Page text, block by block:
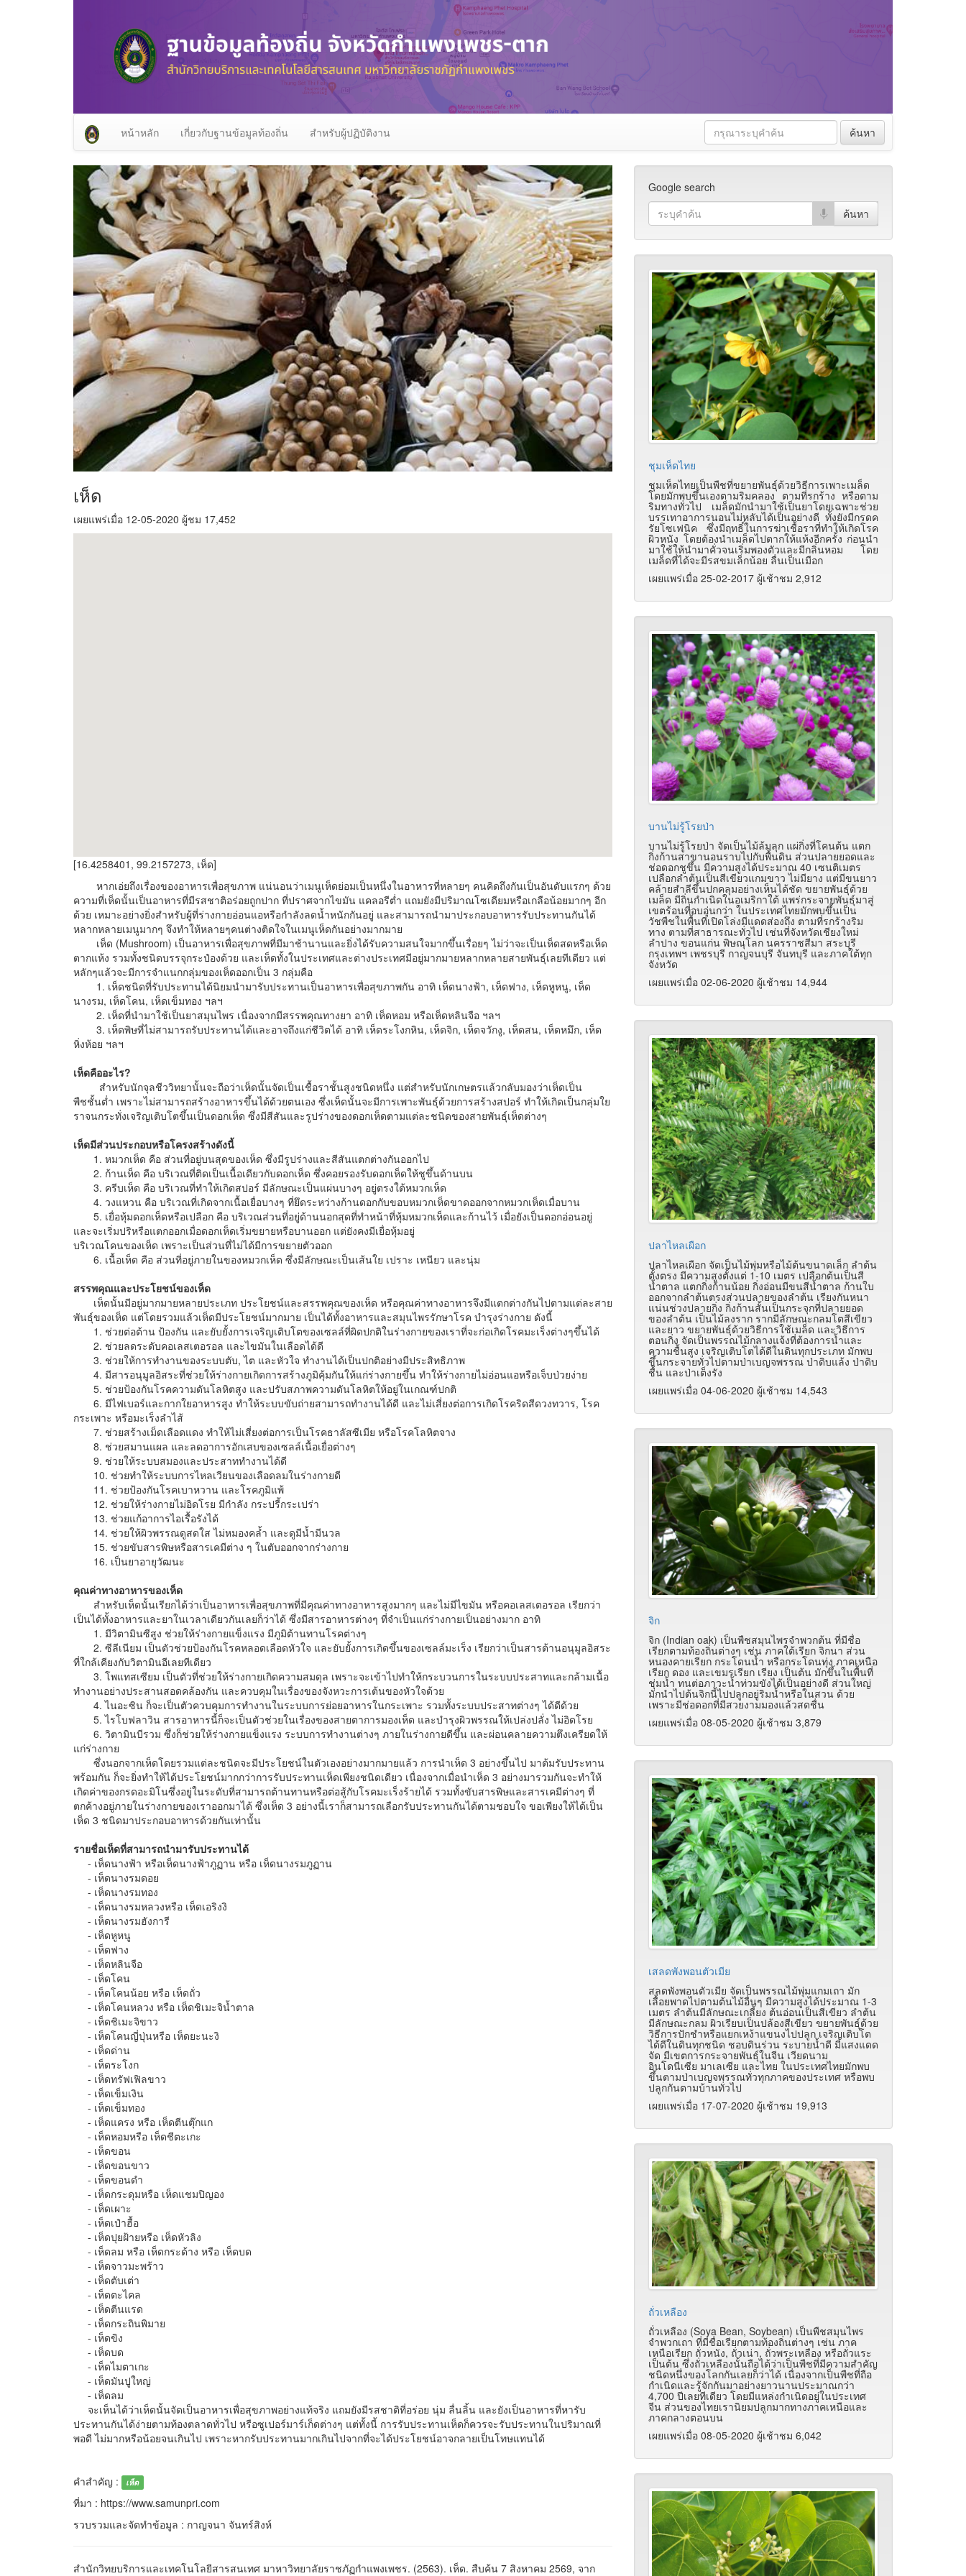
หน้าหลัก เกี่ยวกับฐานข้อมูลท้องถิ่น สำหรับผู้ปฏิบัติงาน ค้นหา
เห็ด
เผยแพร่เมื่อ 12-05-2020 ผู้ชม 17,452
[16.4258401, 99.2157273, เห็ด]
หากเอ่ยถึงเรื่องของอาหารเพื่อสุขภาพ แน่นอนว่าเมนูเห็ดย่อมเป็นหนึ่งในอาหารที่หลายๆ คนคิดถึงกันเป็นอันดับแรกๆ ด้วย
ความที่เห็ดนั้นเป็นอาหารที่มีรสชาติอร่อยถูกปาก ที่ปราศจากไขมัน แคลอรีต่ำ แถมยังมีปริมาณโซเดียมหรือเกลือน้อยมากๆ อีก
ด้วย เหมาะอย่างยิ่งสำหรับผู้ที่ร่างกายอ่อนแอหรือกำลังลดน้ำหนักกันอยู่ และสามารถนำมาประกอบอาหารรับประทานกันได้
หลากหลายเมนูมากๆ จึงทำให้หลายๆคนต่างติดใจในเมนูเห็ดกันอย่างมากมาย
เห็ด (Mushroom) เป็นอาหารเพื่อสุขภาพที่มีมาช้านานและยิ่งได้รับความสนใจมากขึ้นเรื่อยๆ ไม่ว่าจะเป็นเห็ดสดหรือเห็ด
ตากแห้ง รวมทั้งชนิดบรรจุกระป๋องด้วย และเห็ดทั้งในประเทศและต่างประเทศมีอยู่มากมายหลากหลายสายพันธุ์เลยทีเดียว แต่
หลักๆแล้วจะมีการจำแนกกลุ่มของเห็ดออกเป็น 3 กลุ่มคือ
1. เห็ดชนิดที่รับประทานได้นิยมนำมารับประทานเป็นอาหารเพื่อสุขภาพกัน อาทิ เห็ดนางฟ้า, เห็ดฟาง, เห็ดหูหนู, เห็ด
นางรม, เห็ดโคน, เห็ดเข็มทอง ฯลฯ
2. เห็ดที่นำมาใช้เป็นยาสมุนไพร เนื่องจากมีสรรพคุณทางยา อาทิ เห็ดหอม หรือเห็ดหลินจือ ฯลฯ
3. เห็ดพิษที่ไม่สามารถรับประทานได้และอาจถึงแก่ชีวิตได้ อาทิ เห็ดระโงกหิน, เห็ดจิก, เห็ดจวักงู, เห็ดสน, เห็ดหมึก, เห็ด
หิ่งห้อย ฯลฯ
เห็ดคืออะไร?
สำหรับนักจุลชีววิทยานั้นจะถือว่าเห็ดนั้นจัดเป็นเชื้อราชั้นสูงชนิดหนึ่ง แต่สำหรับนักเกษตรแล้วกลับมองว่าเห็ดเป็น
พืชชั้นต่ำ เพราะไม่สามารถสร้างอาหารขึ้นได้ด้วยตนเอง ซึ่งเห็ดนั้นจะมีการเพาะพันธุ์ด้วยการสร้างสปอร์ ทำให้เกิดเป็นกลุ่มใย
ราจนกระทั่งเจริญเติบโตขึ้นเป็นดอกเห็ด ซึ่งมีสีสันและรูปร่างของดอกเห็ดตามแต่ละชนิดของสายพันธุ์เห็ดต่างๆ
เห็ดมีส่วนประกอบหรือโครงสร้างดังนี้
1. หมวกเห็ด คือ ส่วนที่อยู่บนสุดของเห็ด ซึ่งมีรูปร่างและสีสันแตกต่างกันออกไป
2. ก้านเห็ด คือ บริเวณที่ติดเป็นเนื้อเดียวกับดอกเห็ด ซึ่งคอยรองรับดอกเห็ดให้ชูขึ้นด้านบน
3. ครีบเห็ด คือ บริเวณที่ทำให้เกิดสปอร์ มีลักษณะเป็นแผ่นบางๆ อยู่ตรงใต้หมวกเห็ด
4. วงแหวน คือ บริเวณที่เกิดจากเนื้อเยื่อบางๆ ที่ยึดระหว่างก้านดอกกับขอบหมวกเห็ดขาดออกจากหมวกเห็ดเมื่อบาน
5. เยื่อหุ้มดอกเห็ดหรือเปลือก คือ บริเวณส่วนที่อยู่ด้านนอกสุดที่ทำหน้าที่หุ้มหมวกเห็ดและก้านไว้ เมื่อยังเป็นดอกอ่อนอยู่
และจะเริ่มปริหรือแตกออกเมื่อดอกเห็ดเริ่มขยายหรือบานออก แต่ยังคงมีเยื่อหุ้มอยู่
บริเวณโคนของเห็ด เพราะเป็นส่วนที่ไม่ได้มีการขยายตัวออก
6. เนื้อเห็ด คือ ส่วนที่อยู่ภายในของหมวกเห็ด ซึ่งมีลักษณะเป็นเส้นใย เปราะ เหนียว และนุ่ม
สรรพคุณและประโยชน์ของเห็ด
เห็ดนั้นมีอยู่มากมายหลายประเภท ประโยชน์และสรรพคุณของเห็ด หรือคุณค่าทางอาหารจึงมีแตกต่างกันไปตามแต่ละสาย
พันธุ์ของเห็ด แต่โดยรวมแล้วเห็ดมีประโยชน์มากมาย เป็นได้ทั้งอาหารและสมุนไพรรักษาโรค บำรุงร่างกาย ดังนี้
1. ช่วยต่อต้าน ป้องกัน และยับยั้งการเจริญเติบโตของเซลล์ที่ผิดปกติในร่างกายของเราที่จะก่อเกิดโรคมะเร็งต่างๆขึ้นได้
2. ช่วยลดระดับคอเลสเตอรอล และไขมันในเลือดได้ดี
3. ช่วยให้การทำงานของระบบตับ, ไต และหัวใจ ทำงานได้เป็นปกติอย่างมีประสิทธิภาพ
4. มีสารอนุมูลอิสระที่ช่วยให้ร่างกายเกิดการสร้างภูมิคุ้มกันให้แก่ร่างกายขึ้น ทำให้ร่างกายไม่อ่อนแอหรือเจ็บป่วยง่าย
5. ช่วยป้องกันโรคความดันโลหิตสูง และปรับสภาพความดันโลหิตให้อยู่ในเกณฑ์ปกติ
6. มีไฟเบอร์และกากใยอาหารสูง ทำให้ระบบขับถ่ายสามารถทำงานได้ดี และไม่เสี่ยงต่อการเกิดโรคริดสีดวงทวาร, โรค
กระเพาะ หรือมะเร็งลำไส้
7. ช่วยสร้างเม็ดเลือดแดง ทำให้ไม่เสี่ยงต่อการเป็นโรคธาลัสซีเมีย หรือโรคโลหิตจาง
8. ช่วยสมานแผล และลดอาการอักเสบของเซลล์เนื้อเยื่อต่างๆ
9. ช่วยให้ระบบสมองและประสาททำงานได้ดี
10. ช่วยทำให้ระบบการไหลเวียนของเลือดลมในร่างกายดี
11. ช่วยป้องกันโรคเบาหวาน และโรคภูมิแพ้
12. ช่วยให้ร่างกายไม่อิดโรย มีกำลัง กระปรี้กระเปร่า
13. ช่วยแก้อาการไอเรื้อรังได้
14. ช่วยให้ผิวพรรณดูสดใส ไม่หมองคล้ำ และดูมีน้ำมีนวล
15. ช่วยขับสารพิษหรือสารเคมีต่าง ๆ ในตับออกจากร่างกาย
16. เป็นยาอายุวัฒนะ
คุณค่าทางอาหารของเห็ด
สำหรับเห็ดนั้นเรียกได้ว่าเป็นอาหารเพื่อสุขภาพที่มีคุณค่าทางอาหารสูงมากๆ และไม่มีไขมัน หรือคอเลสเตอรอล เรียกว่า
เป็นได้ทั้งอาหารและยาในเวลาเดียวกันเลยก็ว่าได้ ซึ่งมีสารอาหารต่างๆ ที่จำเป็นแก่ร่างกายเป็นอย่างมาก อาทิ
1. มีวิตามินซีสูง ช่วยให้ร่างกายแข็งแรง มีภูมิต้านทานโรคต่างๆ
2. ซีลีเนียม เป็นตัวช่วยป้องกันโรคหลอดเลือดหัวใจ และยับยั้งการเกิดขึ้นของเซลล์มะเร็ง เรียกว่าเป็นสารต้านอนุมูลอิสระ
ที่ใกล้เคียงกับวิตามินอีเลยทีเดียว
3. โพแทสเซียม เป็นตัวที่ช่วยให้ร่างกายเกิดความสมดุล เพราะจะเข้าไปทำให้กระบวนการในระบบประสาทและกล้ามเนื้อ
ทำงานอย่างประสานสอดคล้องกัน และควบคุมในเรื่องของจังหวะการเต้นของหัวใจด้วย
4. ไนอะซิน ก็จะเป็นตัวควบคุมการทำงานในระบบการย่อยอาหารในกระเพาะ รวมทั้งระบบประสาทต่างๆ ได้ดีด้วย
5. ไรโบฟลาวิน สารอาหารนี้ก็จะเป็นตัวช่วยในเรื่องของสายตาการมองเห็ด และบำรุงผิวพรรณให้เปล่งปลั่ง ไม่อิดโรย
6. วิตามินบีรวม ซึ่งก็ช่วยให้ร่างกายแข็งแรง ระบบการทำงานต่างๆ ภายในร่างกายดีขึ้น และผ่อนคลายความตึงเครียดให้
แก่ร่างกาย
ซึ่งนอกจากเห็ดโดยรวมแต่ละชนิดจะมีประโยชน์ในตัวเองอย่างมากมายแล้ว การนำเห็ด 3 อย่างขึ้นไป มาต้มรับประทาน
พร้อมกัน ก็จะยิ่งทำให้ได้ประโยชน์มากกว่าการรับประทานเห็ดเพียงชนิดเดียว เนื่องจากเมื่อนำเห็ด 3 อย่างมารวมกันจะทำให้
เกิดค่าของกรดอะมิโนซึ่งอยู่ในระดับที่สามารถต้านทานหรือต่อสู้กับโรคมะเร็งร้ายได้ รวมทั้งขับสารพิษและสารเคมีต่างๆ ที่
ตกค้างอยู่ภายในร่างกายของเราออกมาได้ ซึ่งเห็ด 3 อย่างนี้เราก็สามารถเลือกรับประทานกันได้ตามชอบใจ ขอเพียงให้ได้เป็น
เห็ด 3 ชนิดมาประกอบอาหารด้วยกันเท่านั้น
รายชื่อเห็ดที่สามารถนำมารับประทานได้
- เห็ดนางฟ้า หรือเห็ดนางฟ้าภูฏาน หรือ เห็ดนางรมภูฏาน
- เห็ดนางรมดอย
- เห็ดนางรมทอง
- เห็ดนางรมหลวงหรือ เห็ดเอริงงิ
- เห็ดนางรมฮังการี
- เห็ดหูหนู
- เห็ดฟาง
- เห็ดหลินจือ
- เห็ดโคน
- เห็ดโคนน้อย หรือ เห็ดถั่ว
- เห็ดโคนหลวง หรือ เห็ดชิเมะจิน้ำตาล
- เห็ดชิเมะจิขาว
- เห็ดโคนญี่ปุ่นหรือ เห็ดยะนะงิ
- เห็ดด่าน
- เห็ดระโงก
- เห็ดทรัฟเฟิลขาว
- เห็ดเข็มเงิน
- เห็ดเข็มทอง
- เห็ดแครง หรือ เห็ดตีนตุ๊กแก
- เห็ดหอมหรือ เห็ดชีตะเกะ
- เห็ดขอน
- เห็ดขอนขาว
- เห็ดขอนดำ
- เห็ดกระดุมหรือ เห็ดแชมปิญอง
- เห็ดเผาะ
- เห็ดเป๋าฮื้อ
- เห็ดปุยฝ้ายหรือ เห็ดหัวลิง
- เห็ดลม หรือ เห็ดกระด้าง หรือ เห็ดบด
- เห็ดจาวมะพร้าว
- เห็ดตับเต่า
- เห็ดตะไคล
- เห็ดตีนแรด
- เห็ดกระถินพิมาย
- เห็ดขิง
- เห็ดบด
- เห็ดไมตาเกะ
- เห็ดมันปูใหญ่
- เห็ดลม
จะเห็นได้ว่าเห็ดนั้นจัดเป็นอาหารเพื่อสุขภาพอย่างแท้จริง แถมยังมีรสชาติที่อร่อย นุ่ม ลื่นลิ้น และยังเป็นอาหารที่หารับ
ประทานกันได้ง่ายตามท้องตลาดทั่วไป หรือซูเปอร์มาร์เก็ดต่างๆ แต่ทั้งนี้ การรับประทานเห็ดก็ควรจะรับประทานในปริมาณที่
พอดี ไม่มากหรือน้อยจนเกินไป เพราะหากรับประทานมากเกินไปจากที่จะได้ประโยชน์อาจกลายเป็นโทษแทนได้
คำสำคัญ : เห็ด
ที่มา : https://www.samunpri.com
รวบรวมและจัดทำข้อมูล : กาญจนา จันทร์สิงห์
สำนักวิทยบริการและเทคโนโลยีสารสนเทศ มาหาวิทยาลัยราชภัฏกำแพงเพชร. (2563). เห็ด. สืบค้น 7 สิงหาคม 2569, จาก
Google search
ชุมเห็ดไทย
ชุมเห็ดไทยเป็นพืชที่ขยายพันธุ์ด้วยวิธีการเพาะเมล็ด
โดยมักพบขึ้นเองตามริมคลอง ตามที่รกร้าง หรือตาม
ริมทางทั่วไป เมล็ดมักนำมาใช้เป็นยาโดยเฉพาะช่วย
บรรเทาอาการนอนไม่หลับได้เป็นอย่างดี ทั้งยังมีกรดค
รัยโซเฟนิค ซึ่งมีฤทธิ์ในการฆ่าเชื้อราที่ทำให้เกิดโรค
ผิวหนัง โดยต้องนำเมล็ดไปตากให้แห้งอีกครั้ง ก่อนนำ
มาใช้ให้นำมาคั่วจนเริ่มพองตัวและมีกลิ่นหอม โดย
เมล็ดที่ได้จะมีรสขมเล็กน้อย ลื่นเป็นเมือก
เผยแพร่เมื่อ 25-02-2017 ผู้เช้าชม 2,912
บานไม่รู้โรยป่า
บานไม่รู้โรยป่า จัดเป็นไม้ล้มลุก แผ่กิ่งที่โคนต้น แตก
กิ่งก้านสาขานอนราบไปกับพื้นดิน ส่วนปลายยอดและ
ช่อดอกชูขึ้น มีความสูงได้ประมาณ 40 เซนติเมตร
เปลือกลำต้นเป็นสีเขียวแกมขาว ไม่มียาง แต่มีขนยาว
คล้ายสำลีขึ้นปกคลุมอย่างเห็นได้ชัด ขยายพันธุ์ด้วย
เมล็ด มีถิ่นกำเนิดในอเมริกาใต้ แพร่กระจายพันธุ์มาสู่
เขตร้อนที่อบอุ่นกว่า ในประเทศไทยมักพบขึ้นเป็น
วัชพืชในพื้นที่เปิดโล่งมีแดดส่องถึง ตามที่รกร้างริม
ทาง ตามที่สาธารณะทั่วไป เช่นที่จังหวัดเชียงใหม่
ลำปาง ขอนแก่น พิษณุโลก นครราชสีมา สระบุรี
กรุงเทพฯ เพชรบุรี กาญจนบุรี จันทบุรี และภาคใต้ทุก
จังหวัด
เผยแพร่เมื่อ 02-06-2020 ผู้เช้าชม 14,944
ปลาไหลเผือก
ปลาไหลเผือก จัดเป็นไม้พุ่มหรือไม้ต้นขนาดเล็ก ลำต้น
ตั้งตรง มีความสูงตั้งแต่ 1-10 เมตร เปลือกต้นเป็นสี
น้ำตาล แตกกิ่งก้านน้อย กิ่งอ่อนมีขนสีน้ำตาล ก้านใบ
ออกจากลำต้นตรงส่วนปลายของลำต้น เรียงกันหนา
แน่นช่วงปลายกิ่ง กิ่งก้านสั้นเป็นกระจุกที่ปลายยอด
ของลำต้น เป็นไม้ลงราก รากมีลักษณะกลมโตสีเขียว
และยาว ขยายพันธุ์ด้วยวิธีการใช้เมล็ด และวิธีการ
ตอนกิ่ง จัดเป็นพรรณไม้กลางแจ้งที่ต้องการน้ำและ
ความชื้นสูง เจริญเติบโตได้ดีในดินทุกประเภท มักพบ
ขึ้นกระจายทั่วไปตามป่าเบญจพรรณ ป่าดิบแล้ง ป่าดิบ
ชื้น และป่าเต็งรัง
เผยแพร่เมื่อ 04-06-2020 ผู้เช้าชม 14,543
จิก
จิก (Indian oak) เป็นพืชสมุนไพรจำพวกต้น ที่มีชื่อ
เรียกตามท้องถิ่นต่างๆ เช่น ภาคใต้เรียก จิกนา ส่วน
หนองคายเรียก กระโดนน้ำ หรือกระโดนทุ่ง ภาคเหนือ
เรียก ดอง และเขมรเรียก เรียง เป็นต้น มักขึ้นในพื้นที่
ชุ่มน้ำ ทนต่อภาวะน้ำท่วมขังได้เป็นอย่างดี ส่วนใหญ่
มักนำไปต้นจิกนี้ไปปลูกอยู่ริมน้ำหรือในสวน ด้วย
เพราะมีช่อดอกที่มีสวยงามมองแล้วสดชื่น
เผยแพร่เมื่อ 08-05-2020 ผู้เช้าชม 3,879
เสลดพังพอนตัวเมีย
สลดพังพอนตัวเมีย จัดเป็นพรรณไม้พุ่มแกมเถา มัก
เลื้อยพาดไปตามต้นไม้อื่นๆ มีความสูงได้ประมาณ 1-3
เมตร ลำต้นมีลักษณะเกลี้ยง ต้นอ่อนเป็นสีเขียว ลำต้น
มีลักษณะกลม ผิวเรียบเป็นปล้องสีเขียว ขยายพันธุ์ด้วย
วิธีการปักชำหรือแยกเหง้าแขนงไปปลูก เจริญเติบโต
ได้ดีในดินทุกชนิด ชอบดินร่วน ระบายน้ำดี มีแสงแดด
จัด มีเขตการกระจายพันธุ์ในจีน เวียดนาม
อินโดนีเซีย มาเลเซีย และไทย ในประเทศไทยมักพบ
ขึ้นตามป่าเบญจพรรณทั่วทุกภาคของประเทศ หรือพบ
ปลูกกันตามบ้านทั่วไป
เผยแพร่เมื่อ 17-07-2020 ผู้เช้าชม 19,913
ถั่วเหลือง
ถั่วเหลือง (Soya Bean, Soybean) เป็นพืชสมุนไพร
จำพวกเถา ที่มีชื่อเรียกตามท้องถิ่นต่างๆ เช่น ภาค
เหนือเรียก ถั่วหนัง, ถั่วเน่า, ถั่วพระเหลือง หรือถั่วแระ
เป็นต้น ซึ่งถั่วเหลืองนั้นถือได้ว่าเป็นพืชที่มีความสำคัญ
ชนิดหนึ่งของโลกกันเลยก็ว่าได้ เนื่องจากเป็นพืชที่ถือ
กำเนิดและรู้จักกันมาอย่างยาวนานประมาณกว่า
4,700 ปีเลยทีเดียว โดยมีแหล่งกำเนิดอยู่ในประเทศ
จีน ส่วนของไทยเรานิยมปลูกมากทางภาคเหนือและ
ภาคกลางตอนบน
เผยแพร่เมื่อ 08-05-2020 ผู้เช้าชม 6,042